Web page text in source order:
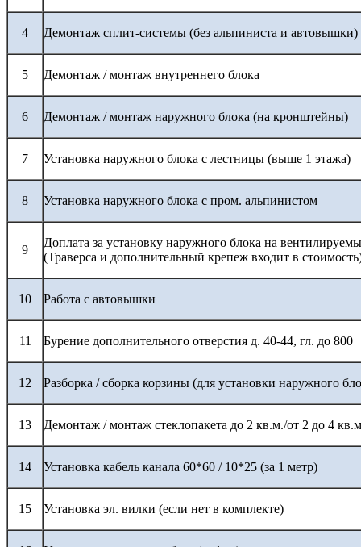
4 Демонтаж сплит-системы (без альпиниста и автовышки)
5 Демонтаж / монтаж внутреннего блока
6 Демонтаж / монтаж наружного блока (на кронштейны)
7 Установка наружного блока с лестницы (выше 1 этажа)
8 Установка наружного блока с пром. альпинистом
9
Доплата за установку наружного блока на
(Траверса и дополнительный крепеж входит в
10 Работа с автовышки
11 Бурение дополнительного отверстия д. 40-44, гл. до 800
12 Разборка / сборка корзины (для установки наружного
13 Демонтаж / монтаж стеклопакета до 2 кв.м./от 2 до 4
14 Установка кабель канала 60*60 / 10*25 (за 1 метр)
15 Установка эл. вилки (если нет в комплекте)